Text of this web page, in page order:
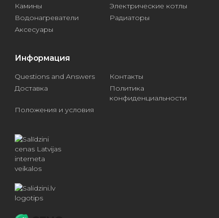
Камины
Электрические котлы
Водонагреватели
Радиаторы
Аксесуары
Информация
Questions and Answers
Контакты
Доставка
Политика
конфиденциальности
Положения и условия